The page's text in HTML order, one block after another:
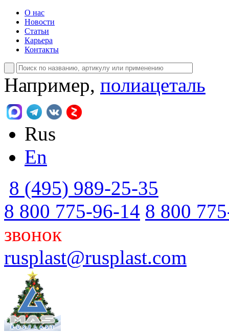
О нас
Новости
Статьи
Карьера
Контакты
Например, полиацеталь
Rus
En
8 (495) 989-25-35
8 800 775-96-14 8 800
звонок
rusplast@rusplast.com